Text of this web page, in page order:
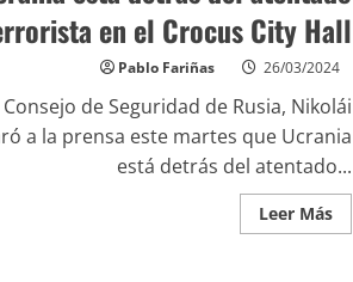
en el Crocus City Hall
Pablo Fariñas 26/03/2024
de Seguridad de Rusia, Nikolái
a la prensa este martes que Ucrania
está detrás del atentado...
Leer Más